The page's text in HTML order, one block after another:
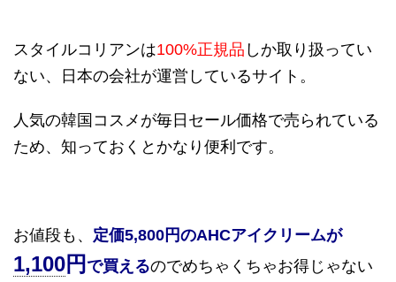
スタイルコリアンは100%正規品 しか取り扱ってい
ない、日本の会社が運営しているサイト。
人気の韓国コスメが毎日セール価格で売られている
ため、知っておくとかなり便利です。
お値段も、 定価5,800 円のAHCアイクリームが
1,100円 で買えるのでめちゃくちゃお得じゃない